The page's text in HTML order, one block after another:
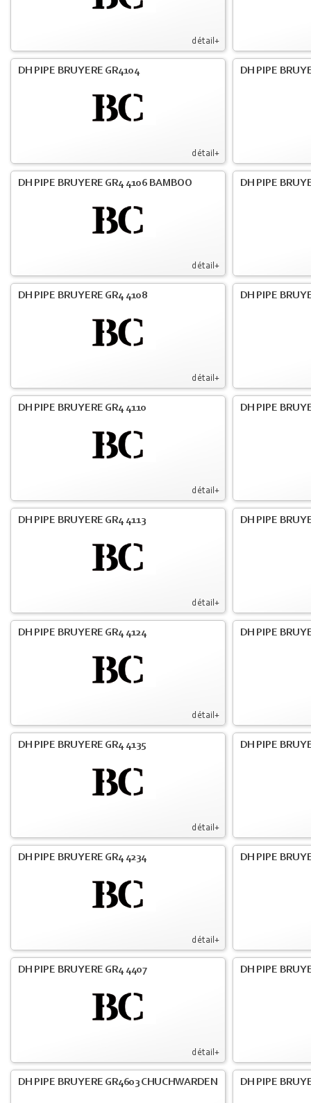
détail+
détail+
DH PIPE BRUYERE GR4104 DH PIPE
détail+
DH PIPE BRUYERE GR4 4106 BAMBOO DH PIPE
détail+
DH PIPE BRUYERE GR4 4108 DH PIPE
détail+
DH PIPE BRUYERE GR4 4110 DH PIPE
détail+
DH PIPE BRUYERE GR4 4113 DH PIPE
détail+
DH PIPE BRUYERE GR4 4124 DH PIPE
détail+
DH PIPE BRUYERE GR4 4135 DH PIPE
détail+
DH PIPE BRUYERE GR4 4234 DH PIPE
détail+
DH PIPE BRUYERE GR4 4407 DH PIPE
DH PIPE BRUYERE GR4603 CHUCHWARDEN DH PIPE